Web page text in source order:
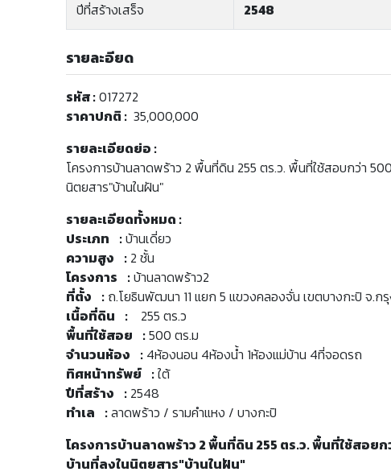
ปีที่สร้างเสร็จ 2548
รายละอียด
รหัส :017272
ราคาปกติ : 35,000,000
รายละเอียดย่อ :
โครงการบ้านลาดพร้าว 2 พื้นที่ดิน 255 ตร.ว. พื้นที่ใช้สอบกว่า
นิตยสาร"บ้านในฝัน"
รายละเอียดทั้งหมด :
ประเภท :บ้านเดี่ยว
ความสูง : 2 ชั้น
โครงการ :บ้านลาดพร้าว2
ที่ตั้ง : ถ.โยธินพัฒนา 11 แยก 5 แขวงคลองจั่น เขตบางกะปิ จ.ก
เนื้อที่ดิน : 255 ตร.ว
พื้นที่ใช้สอย :500 ตร.ม
จำนวนห้อง : 4ห้องนอน 4ห้องน้ำ 1ห้องแม่บ้าน 4ที่จอดรถ
ทิศหน้าทรัพย์ :ใต้
ปีที่สร้าง : 2548
ทำเล :ลาดพร้าว / รามคำแหง / บางกะปิ
โครงการบ้านลาดพร้าว 2 พื้นที่ดิน 255 ตร.ว. พื้นที่ใช้สอ
บ้านที่ลงในนิตยสาร"บ้านในฝัน"